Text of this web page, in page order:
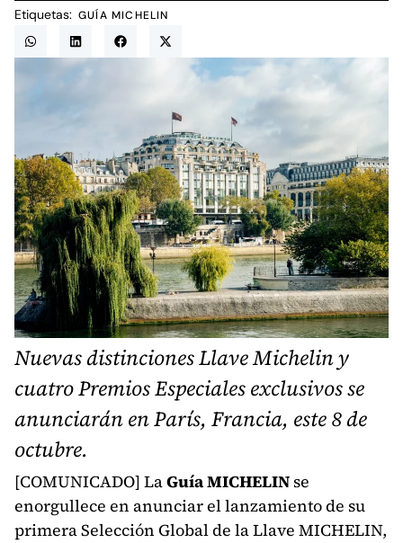
Etiquetas: GUÍA MICHELIN
Nuevas distinciones Llave Michelin y
cuatro Premios Especiales exclusivos se
anunciarán en París, Francia, este 8 de
octubre.
[COMUNICADO] LaGuía MICHELINse
enorgullece en anunciar el lanzamiento de su
primera Selección Global de la Llave MICHELIN,